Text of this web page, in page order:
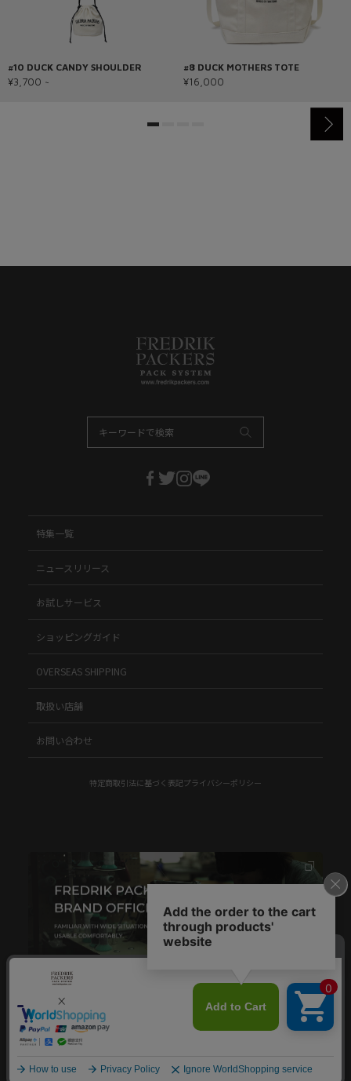
#10 DUCK CANDY SHOULDER
¥3,700 ~
#8 DUCK MOTHERS TOTE
¥16,000
特集一覧
ニュースリリース
お試しサービス
ショッピングガイド
OVERSEAS SHIPPING
取扱い店舗
お問い合わせ
特定商取引法に基づく表記プライバシーポリシー